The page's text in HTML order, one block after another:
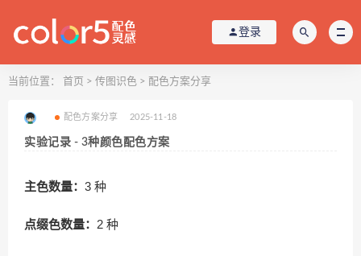
登录
当前位置： 首页 > 传图识色 > 配色方案分享
配色方案分享 2025-11-18
实验记录 - 3种颜色配色方案
主色数量： 3 种
点缀色数量： 2 种